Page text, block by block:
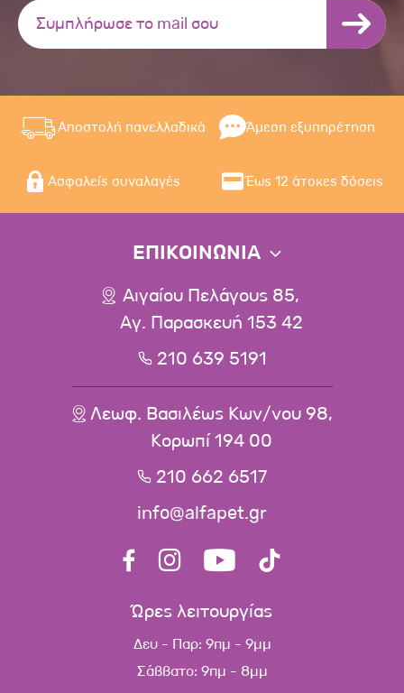
Αποστολή πανελλαδικά Άμεση εξυπηρέτηση
Ασφαλείς συναλαγές Έως 12 άτοκες δόσεις
ΕΠΙΚΟΙΝΩΝΙΑ
Αιγαίου Πελάγους 85,
Αγ. Παρασκευή 153 42
210 639 5191
Λεωφ. Βασιλέως Κων/νου 98,
Κορωπί 194 00
210 662 6517
info@alfapet.gr
Ώρες λειτουργίας
Δευ - Παρ: 9πμ - 9μμ
Σάββατο: 9πμ - 8μμ